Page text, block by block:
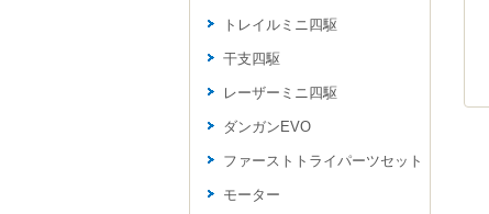
トレイルミニ四駆
干支四駆
レーザーミニ四駆
ダンガンEVO
ファーストトライパーツセット
モーター